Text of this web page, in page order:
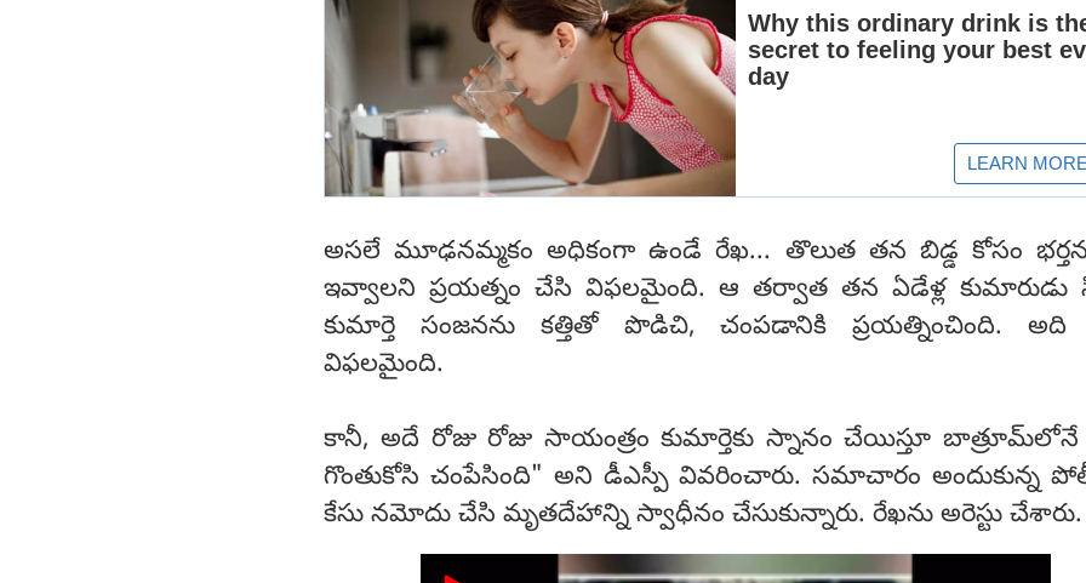
అసలే మూఢనమ్మకం అధికంగా ఉండే రేఖ... తొలుత తన బిడ్డ కోసం
ఇవ్వాలని ప్రయత్నం చేసి విఫలమైంది. ఆ తర్వాత తన ఏడేళ్ల కుమారుడు
కుమార్తె సంజనను కత్తితో పొడిచి, చంపడానికి ప్రయత్నించింది.
విఫలమైంది.
కానీ, అదే రోజు రోజు సాయంత్రం కుమార్తెకు స్నానం చేయిస్తూ బాత్రూమ్‌లోనే
గొంతుకోసి చంపేసింది" అని డీఎస్పీ వివరించారు. సమాచారం అందుకున్న
కేసు నమోదు చేసి మృతదేహాన్ని స్వాధీనం చేసుకున్నారు. రేఖను అరెస్టు